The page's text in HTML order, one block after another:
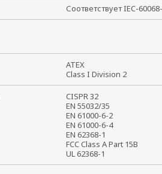
Соответствует IEC-
ATEX
Class I Division 2
CISPR 32
EN 55032/35
EN 61000-6-2
EN 61000-6-4
EN 62368-1
FCC Class A Part 15B
UL 62368-1